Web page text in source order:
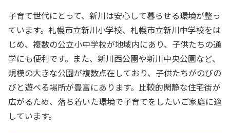
子育て世代にとって、新川は安心して暮らせる環境が整っ
ています。札幌市立新川小学校、札幌市立新川中学校をは
じめ、複数の公立小中学校が地域内にあり、子供たちの通
学にも便利です。また、新川西公園や新川中央公園など、
規模の大きな公園が複数点在しており、子供たちがのびの
びと遊べる場所が豊富にあります。比較的閑静な住宅街が
広がるため、落ち着いた環境で子育てをしたいご家庭に適
しています。